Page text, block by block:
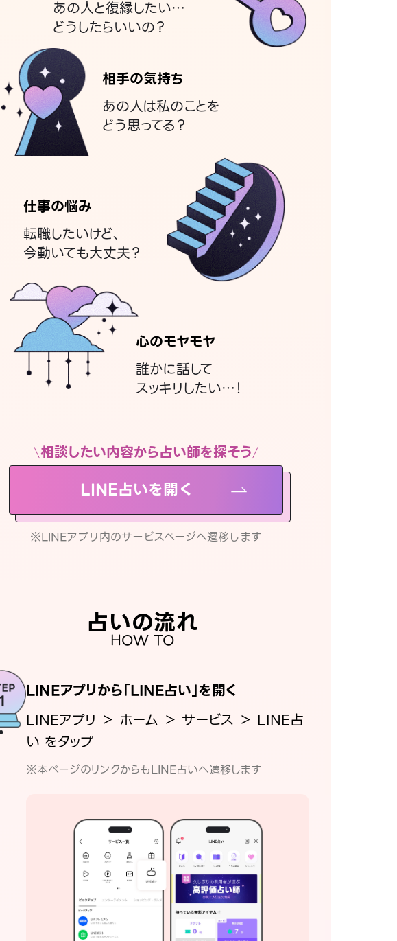
あの人と復縁したい…
どうしたらいいの？
相手の気持ち
あの人は私のことを
どう思ってる？
仕事の悩み
転職したいけど、
今動いても大丈夫？
心のモヤモヤ
誰かに話して
スッキリしたい…！
相談したい内容から占い師を探そう
LINE占いを開く
※LINEアプリ内のサービスページへ遷移します
占いの流れ
HOW TO
LINEアプリから「LINE占い」を開く
LINEアプリ ＞ ホーム ＞ サービス ＞ LINE占
い をタップ
※本ページのリンクからもLINE占いへ遷移します